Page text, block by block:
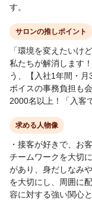
す。
サロンの推しポイント
「環境を変えたいけ
私たちが解消します
う、【入社1年間・
ボイスの事務負担も
2000名以上！「入客
求める人物像
・接客が好きで、お
チームワークを大切
があり、身だしなみ
を大切にし、周囲に
容に対する強い関心